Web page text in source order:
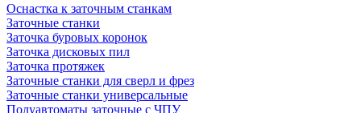
Оснастка к заточным станкам
Заточные станки
Заточка буровых коронок
Заточка дисковых пил
Заточка протяжек
Заточные станки для сверл и фрез
Заточные станки универсальные
Полуавтоматы заточные с ЧПУ